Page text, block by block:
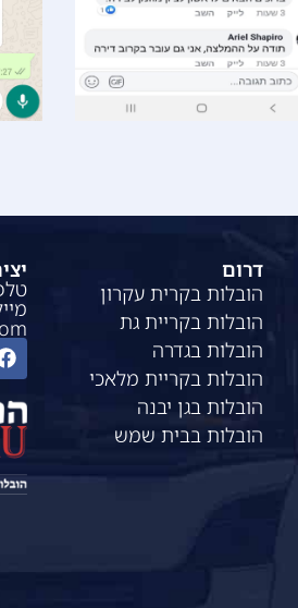
דרום
הובלות בקרית עקרון
הובלות בקריית גת
הובלות בגדרה
הובלות בקריית מלאכי
הובלות בגן יבנה
הובלות בבית שמש
טלפון: